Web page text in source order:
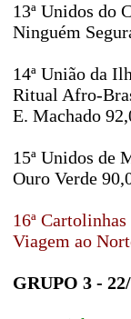
13ª Unidos do
Ninguém
14ª União da
Ritual Afro-
E. Machado
15ª Unidos de
Ouro Verde
16ª
Viagem ao
GRUPO 3 -